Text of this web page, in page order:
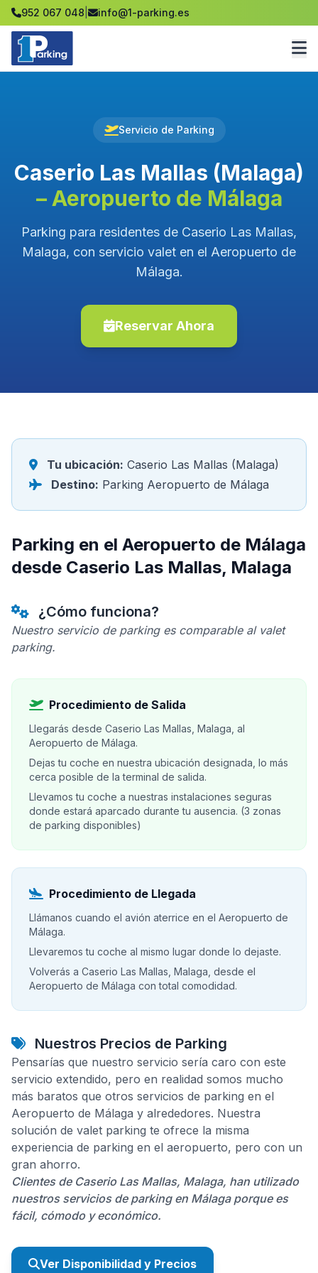
952 067 048 info@1-parking.es
Servicio de Parking
Caserio Las Mallas (Malaga)
– Aeropuerto de Málaga
Parking para residentes de Caserio Las Mallas,
Malaga, con servicio valet en el Aeropuerto de
Málaga.
Reservar Ahora
Tu ubicación: Caserio Las Mallas (Malaga)
Destino: Parking Aeropuerto de Málaga
Parking en el Aeropuerto de Málaga
desde Caserio Las Mallas, Malaga
¿Cómo funciona?
Nuestro servicio de parking es comparable al valet
parking.
Procedimiento de Salida
Llegarás desde Caserio Las Mallas, Malaga, al
Aeropuerto de Málaga.
Dejas tu coche en nuestra ubicación designada, lo más
cerca posible de la terminal de salida.
Llevamos tu coche a nuestras instalaciones seguras
donde estará aparcado durante tu ausencia. (3 zonas
de parking disponibles)
Procedimiento de Llegada
Llámanos cuando el avión aterrice en el Aeropuerto de
Málaga.
Llevaremos tu coche al mismo lugar donde lo dejaste.
Volverás a Caserio Las Mallas, Malaga, desde el
Aeropuerto de Málaga con total comodidad.
Nuestros Precios de Parking
Pensarías que nuestro servicio sería caro con este
servicio extendido, pero en realidad somos mucho
más baratos que otros servicios de parking en el
Aeropuerto de Málaga y alrededores. Nuestra
solución de valet parking te ofrece la misma
experiencia de parking en el aeropuerto, pero con un
gran ahorro.
Clientes de Caserio Las Mallas, Malaga, han utilizado
nuestros servicios de parking en Málaga porque es
fácil, cómodo y económico.
Ver Disponibilidad y Precios